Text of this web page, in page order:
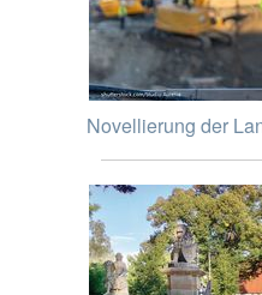
Novellierung der